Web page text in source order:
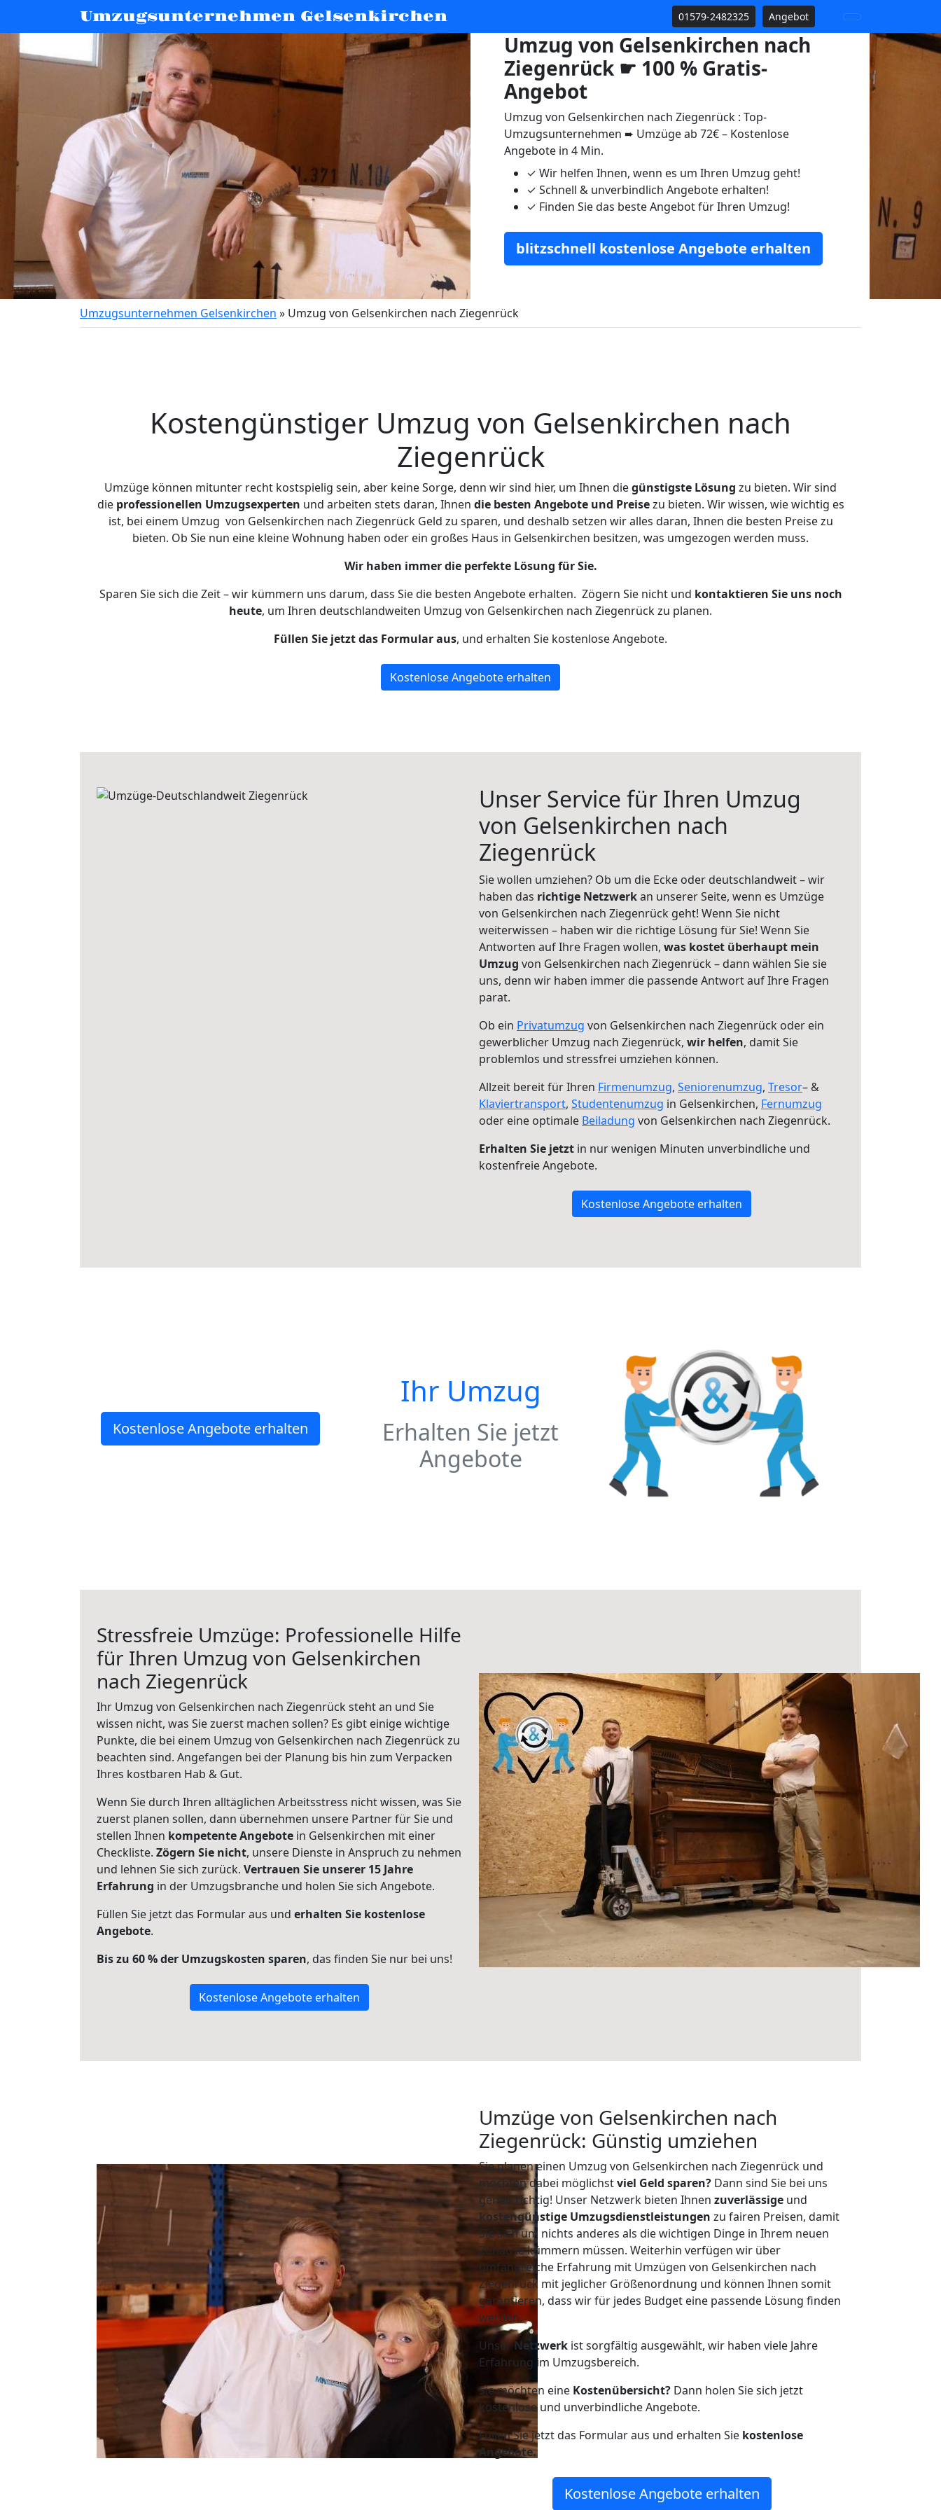
Umzugsunternehmen Gelsenkirchen 01579-2482325 Angebot
Umzug von Gelsenkirchen nach
Ziegenrück ☛ 100 % Gratis-
Angebot
Umzug von Gelsenkirchen nach Ziegenrück : Top-
Umzugsunternehmen ➨ Umzüge ab 72€ – Kostenlose
Angebote in 4 Min.
✓ Wir helfen Ihnen, wenn es um Ihren Umzug geht!
✓ Schnell & unverbindlich Angebote erhalten!
✓ Finden Sie das beste Angebot für Ihren Umzug!
blitzschnell kostenlose Angebote erhalten
Umzugsunternehmen Gelsenkirchen » Umzug von Gelsenkirchen nach Ziegenrück
Kostengünstiger Umzug von Gelsenkirchen nach
Ziegenrück
Umzüge können mitunter recht kostspielig sein, aber keine Sorge, denn wir sind hier, um Ihnen diegünstigste Lösung zu bieten. Wir sind
die professionellen Umzugsexperten und arbeiten stets daran, Ihnen die besten Angebote und Preisezu bieten. Wir wissen, wie wichtig es
ist, bei einem Umzug von Gelsenkirchen nach Ziegenrück Geld zu sparen, und deshalb setzen wir alles daran, Ihnen die besten Preise zu
bieten. Ob Sie nun eine kleine Wohnung haben oder ein großes Haus in Gelsenkirchen besitzen, was umgezogen werden muss.
Wir haben immer die perfekte Lösung für Sie.
Sparen Sie sich die Zeit – wir kümmern uns darum, dass Sie die besten Angebote erhalten. Zögern Sie nicht und kontaktieren Sie uns noch
heute, um Ihren deutschlandweiten Umzug von Gelsenkirchen nach Ziegenrück zu planen.
Füllen Sie jetzt das Formular aus, und erhalten Sie kostenlose Angebote.
Kostenlose Angebote erhalten
Unser Service für Ihren Umzug
von Gelsenkirchen nach
Ziegenrück
Sie wollen umziehen? Ob um die Ecke oder deutschlandweit – wir
haben das richtige Netzwerkan unserer Seite, wenn es Umzüge
von Gelsenkirchen nach Ziegenrück geht! Wenn Sie nicht
weiterwissen – haben wir die richtige Lösung für Sie! Wenn Sie
Antworten auf Ihre Fragen wollen, was kostet überhaupt mein
Umzug von Gelsenkirchen nach Ziegenrück – dann wählen Sie sie
uns, denn wir haben immer die passende Antwort auf Ihre Fragen
parat.
Ob ein Privatumzug von Gelsenkirchen nach Ziegenrück oder ein
gewerblicher Umzug nach Ziegenrück, wir helfen, damit Sie
problemlos und stressfrei umziehen können.
Allzeit bereit für Ihren Firmenumzug, Seniorenumzug, Tresor– &
Klaviertransport, Studentenumzug in Gelsenkirchen, Fernumzug
oder eine optimale Beiladung von Gelsenkirchen nach Ziegenrück.
Erhalten Sie jetzt in nur wenigen Minuten unverbindliche und
kostenfreie Angebote.
Kostenlose Angebote erhalten
Kostenlose Angebote erhalten
Ihr Umzug
Erhalten Sie jetzt
Angebote
Stressfreie Umzüge: Professionelle Hilfe
für Ihren Umzug von Gelsenkirchen
nach Ziegenrück
Ihr Umzug von Gelsenkirchen nach Ziegenrück steht an und Sie
wissen nicht, was Sie zuerst machen sollen? Es gibt einige wichtige
Punkte, die bei einem Umzug von Gelsenkirchen nach Ziegenrück zu
beachten sind. Angefangen bei der Planung bis hin zum Verpacken
Ihres kostbaren Hab & Gut.
Wenn Sie durch Ihren alltäglichen Arbeitsstress nicht wissen, was Sie
zuerst planen sollen, dann übernehmen unsere Partner für Sie und
stellen Ihnen kompetente Angebote in Gelsenkirchen mit einer
Checkliste. Zögern Sie nicht, unsere Dienste in Anspruch zu nehmen
und lehnen Sie sich zurück. Vertrauen Sie unserer 15 Jahre
Erfahrung in der Umzugsbranche und holen Sie sich Angebote.
Füllen Sie jetzt das Formular aus und erhalten Sie kostenlose
Angebote.
Bis zu 60 % der Umzugskosten sparen, das finden Sie nur bei uns!
Kostenlose Angebote erhalten
Umzüge von Gelsenkirchen nach
Ziegenrück: Günstig umziehen
Sie planen einen Umzug von Gelsenkirchen nach Ziegenrück und
möchten dabei möglichstviel Geld sparen? Dann sind Sie bei uns
genau richtig! Unser Netzwerk bieten Ihnen zuverlässige und
kostengünstige Umzugsdienstleistungen zu fairen Preisen, damit
Sie sich um nichts anderes als die wichtigen Dinge in Ihrem neuen
Zuhause kümmern müssen. Weiterhin verfügen wir über
umfangreiche Erfahrung mit Umzügen von Gelsenkirchen nach
Ziegenrück mit jeglicher Größenordnung und können Ihnen somit
garantieren, dass wir für jedes Budget eine passende Lösung finden
werden.
UnserNetzwerk ist sorgfältig ausgewählt, wir haben viele Jahre
Erfahrung im Umzugsbereich.
Sie möchten eine Kostenübersicht? Dann holen Sie sich jetzt
kostenlose und unverbindliche Angebote.
Füllen Sie jetzt das Formular aus und erhalten Sie kostenlose
Angebote.
Kostenlose Angebote erhalten